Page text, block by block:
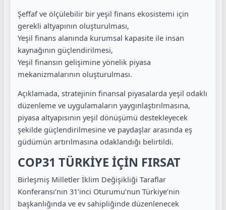
Şeffaf ve ölçülebilir bir yeşil finans ekosistemi için
gerekli altyapının oluşturulması,
Yeşil finans alanında kurumsal kapasite ile insan
kaynağının güçlendirilmesi,
Yeşil finansın gelişimine yönelik piyasa
mekanizmalarının oluşturulması.
Açıklamada, stratejinin finansal piyasalarda yeşil odaklı
düzenleme ve uygulamaların yaygınlaştırılmasına,
piyasa altyapısının yeşil dönüşümü destekleyecek
şekilde güçlendirilmesine ve paydaşlar arasında eş
güdümün artırılmasına odaklandığı belirtildi.
COP31 TÜRKİYE İÇİN FIRSAT
Birleşmiş Milletler İklim Değişikliği Taraflar
Konferansı’nın 31’inci Oturumu’nun Türkiye’nin
başkanlığında ve ev sahipliğinde düzenlenecek